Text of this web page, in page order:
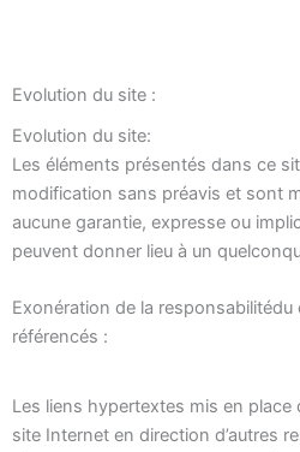
Evolution du site :
Evolution du site:
Les éléments présentés dans ce
modification sans préavis et sont
aucune garantie, expresse ou
peuvent donner lieu à un
Exonération de la
référencés :
Les liens hypertextes mis en
site Internet en direction d’autres